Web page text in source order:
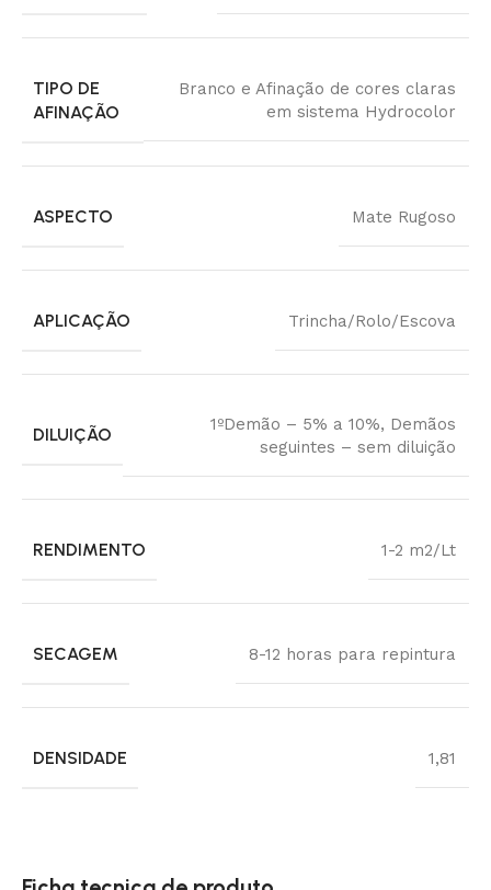
TIPO DE
AFINAÇÃO
Branco e Afinação de cores claras
em sistema Hydrocolor
ASPECTO Mate Rugoso
APLICAÇÃO Trincha/Rolo/Escova
DILUIÇÃO
1ºDemão – 5% a 10%, Demãos
seguintes – sem diluição
RENDIMENTO 1-2 m2/Lt
SECAGEM 8-12 horas para repintura
DENSIDADE 1,81